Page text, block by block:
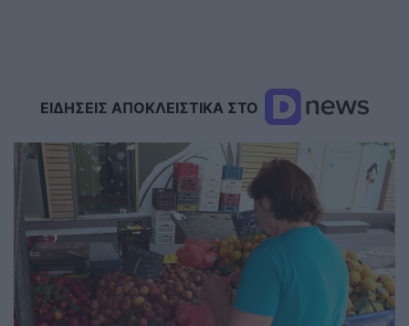
ΕΙΔΗΣΕΙΣ ΑΠΟΚΛΕΙΣΤΙΚΑ ΣΤΟ